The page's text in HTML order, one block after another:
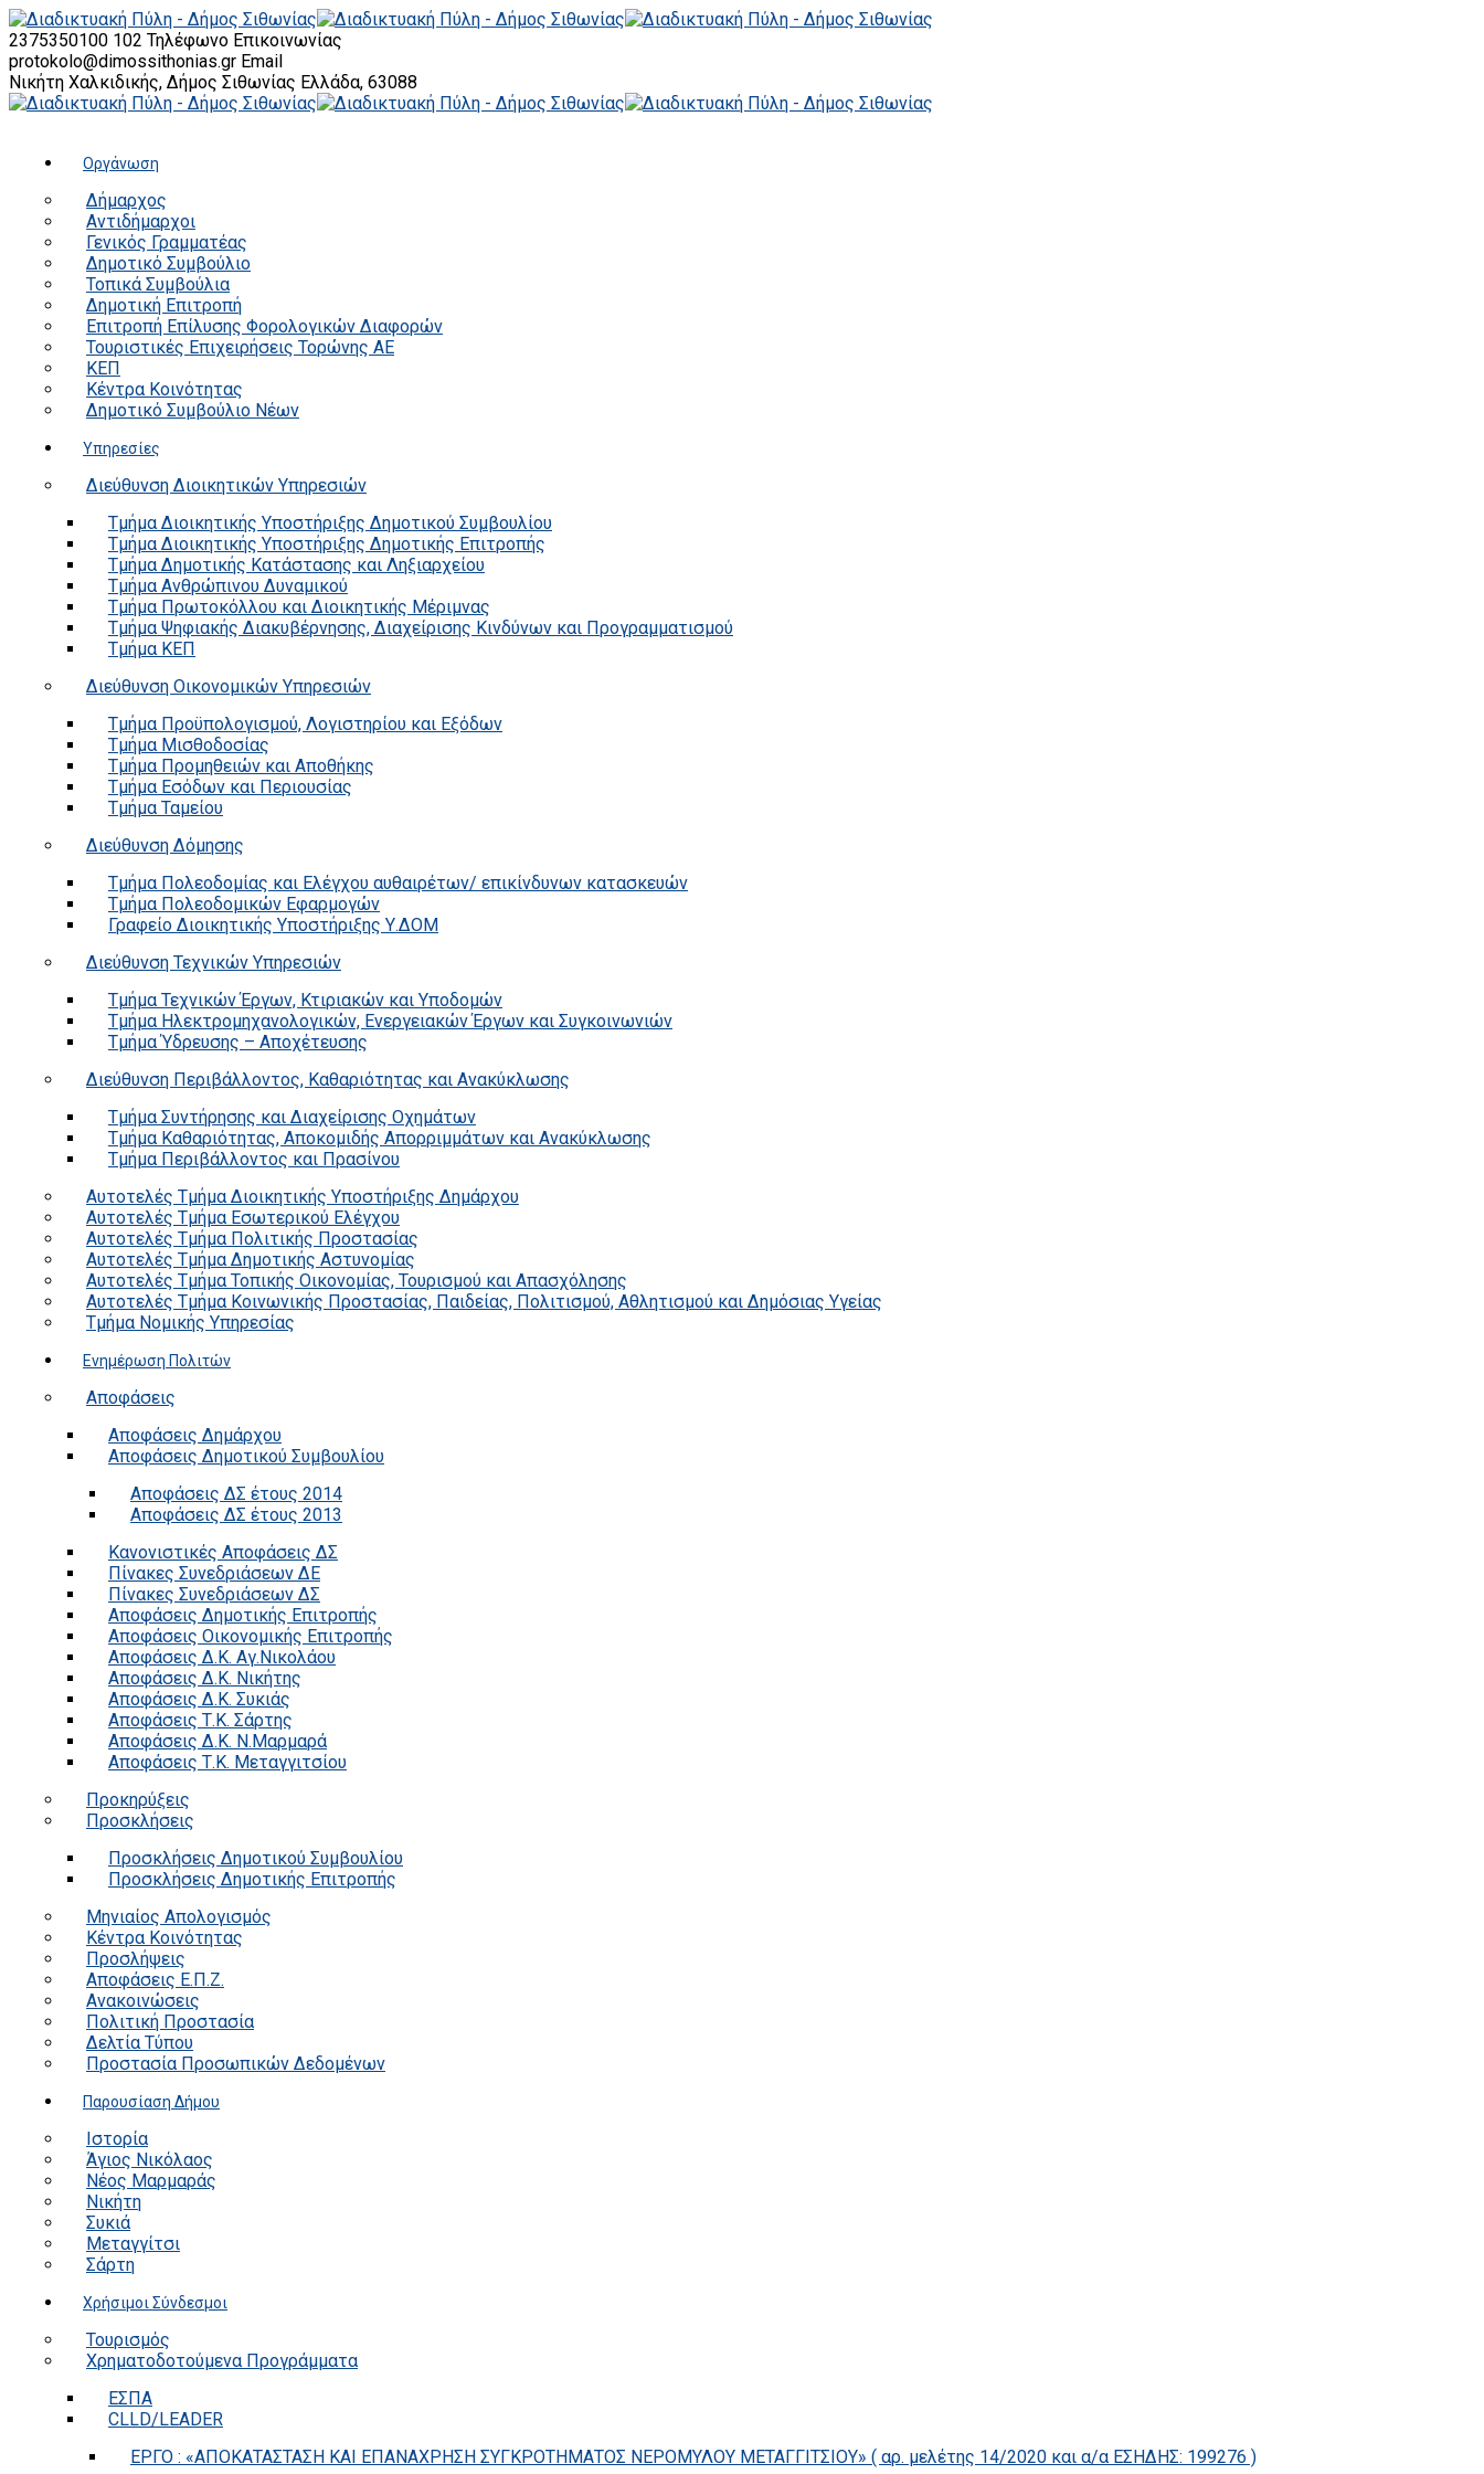
2375350100 102 Τηλέφωνο Επικοινωνίας
protokolo@dimossithonias.gr Email
Νικήτη Χαλκιδικής, Δήμος Σιθωνίας Ελλάδα, 63088
Οργάνωση
Δήμαρχος
Αντιδήμαρχοι
Γενικός Γραμματέας
Δημοτικό Συμβούλιο
Τοπικά Συμβούλια
Δημοτική Επιτροπή
Επιτροπή Επίλυσης Φορολογικών Διαφορών
Τουριστικές Επιχειρήσεις Τορώνης ΑΕ
ΚΕΠ
Κέντρα Κοινότητας
Δημοτικό Συμβούλιο Νέων
Υπηρεσίες
Διεύθυνση Διοικητικών Υπηρεσιών
Τμήμα Διοικητικής Υποστήριξης Δημοτικού Συμβουλίου
Τμήμα Διοικητικής Υποστήριξης Δημοτικής Επιτροπής
Τμήμα Δημοτικής Κατάστασης και Ληξιαρχείου
Τμήμα Ανθρώπινου Δυναμικού
Τμήμα Πρωτοκόλλου και Διοικητικής Μέριμνας
Τμήμα Ψηφιακής Διακυβέρνησης, Διαχείρισης Κινδύνων και Προγραμματισμού
Τμήμα ΚΕΠ
Διεύθυνση Οικονομικών Υπηρεσιών
Τμήμα Προϋπολογισμού, Λογιστηρίου και Εξόδων
Τμήμα Μισθοδοσίας
Τμήμα Προμηθειών και Αποθήκης
Τμήμα Εσόδων και Περιουσίας
Τμήμα Ταμείου
Διεύθυνση Δόμησης
Τμήμα Πολεοδομίας και Ελέγχου αυθαιρέτων/ επικίνδυνων κατασκευών
Τμήμα Πολεοδομικών Εφαρμογών
Γραφείο Διοικητικής Υποστήριξης Υ.ΔΟΜ
Διεύθυνση Τεχνικών Υπηρεσιών
Τμήμα Τεχνικών Έργων, Κτιριακών και Υποδομών
Τμήμα Ηλεκτρομηχανολογικών, Ενεργειακών Έργων και Συγκοινωνιών
Τμήμα Ύδρευσης – Αποχέτευσης
Διεύθυνση Περιβάλλοντος, Καθαριότητας και Ανακύκλωσης
Τμήμα Συντήρησης και Διαχείρισης Οχημάτων
Τμήμα Καθαριότητας, Αποκομιδής Απορριμμάτων και Ανακύκλωσης
Τμήμα Περιβάλλοντος και Πρασίνου
Αυτοτελές Τμήμα Διοικητικής Υποστήριξης Δημάρχου
Αυτοτελές Τμήμα Εσωτερικού Ελέγχου
Αυτοτελές Τμήμα Πολιτικής Προστασίας
Αυτοτελές Τμήμα Δημοτικής Αστυνομίας
Αυτοτελές Τμήμα Τοπικής Οικονομίας, Τουρισμού και Απασχόλησης
Αυτοτελές Τμήμα Κοινωνικής Προστασίας, Παιδείας, Πολιτισμού, Αθλητισμού και Δημόσιας Υγείας
Τμήμα Νομικής Υπηρεσίας
Ενημέρωση Πολιτών
Αποφάσεις
Αποφάσεις Δημάρχου
Αποφάσεις Δημοτικού Συμβουλίου
Αποφάσεις ΔΣ έτους 2014
Αποφάσεις ΔΣ έτους 2013
Κανονιστικές Αποφάσεις ΔΣ
Πίνακες Συνεδριάσεων ΔΕ
Πίνακες Συνεδριάσεων ΔΣ
Αποφάσεις Δημοτικής Επιτροπής
Αποφάσεις Οικονομικής Επιτροπής
Αποφάσεις Δ.Κ. Αγ.Νικολάου
Αποφάσεις Δ.Κ. Νικήτης
Αποφάσεις Δ.Κ. Συκιάς
Αποφάσεις Τ.Κ. Σάρτης
Αποφάσεις Δ.Κ. Ν.Μαρμαρά
Αποφάσεις Τ.Κ. Μεταγγιτσίου
Προκηρύξεις
Προσκλήσεις
Προσκλήσεις Δημοτικού Συμβουλίου
Προσκλήσεις Δημοτικής Επιτροπής
Μηνιαίος Απολογισμός
Κέντρα Κοινότητας
Προσλήψεις
Αποφάσεις Ε.Π.Ζ.
Ανακοινώσεις
Πολιτική Προστασία
Δελτία Τύπου
Προστασία Προσωπικών Δεδομένων
Παρουσίαση Δήμου
Ιστορία
Άγιος Νικόλαος
Νέος Μαρμαράς
Νικήτη
Συκιά
Μεταγγίτσι
Σάρτη
Χρήσιμοι Σύνδεσμοι
Τουρισμός
Χρηματοδοτούμενα Προγράμματα
ΕΣΠΑ
CLLD/LEADER
ΕΡΓΟ : «ΑΠΟΚΑΤΑΣΤΑΣΗ ΚΑΙ ΕΠΑΝΑΧΡΗΣΗ ΣΥΓΚΡΟΤΗΜΑΤΟΣ ΝΕΡΟΜΥΛΟΥ ΜΕΤΑΓΓΙΤΣΙΟΥ» ( αρ. μελέτης 14/2020 και α/α ΕΣΗΔΗΣ: 199276 )